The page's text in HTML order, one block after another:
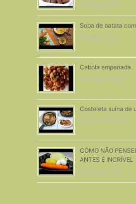
18 Março, 2019
Sopa de batata
26 Maio, 2023
Cebola empanada
22 Junho, 2020
Costeleta suína de
13 Fevereiro, 2019
COMO NÃO
ANTES É INCRÍVEL
9 Outubro, 2019